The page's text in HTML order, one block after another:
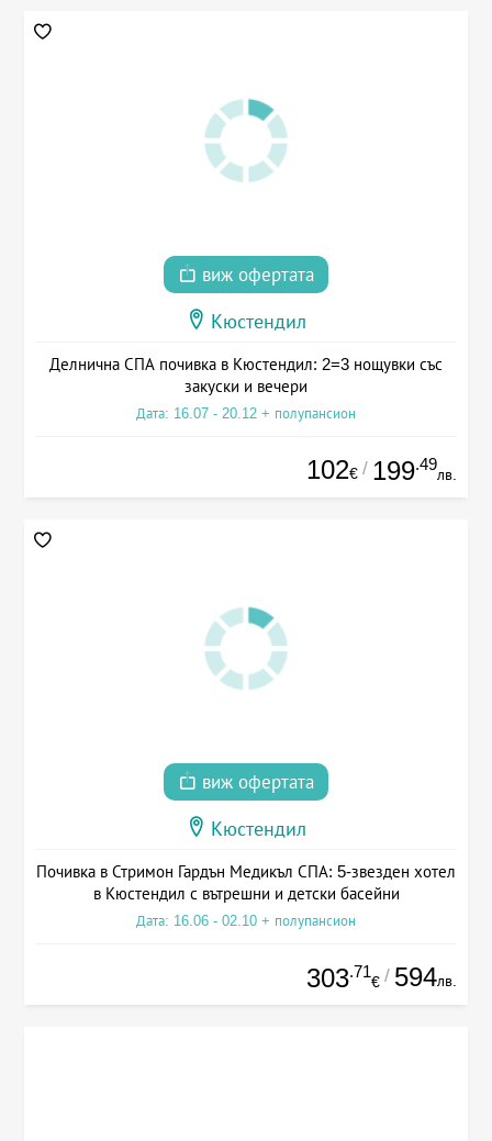
виж офертата
Кюстендил
Делнична СПА почивка в Кюстендил: 2=3 нощувки със
закуски и вечери
Дата: 16.07 - 20.12 + полупансион
102€ / 199.49
лв.
виж офертата
Кюстендил
Почивка в Стримон Гардън Медикъл СПА: 5-звезден хотел
в Кюстендил с вътрешни и детски басейни
Дата: 16.06 - 02.10 + полупансион
303.71
€ / 594лв.